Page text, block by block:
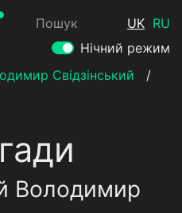
Пошук UK RU
Нічний режим
Свідзінський
/
Володимир